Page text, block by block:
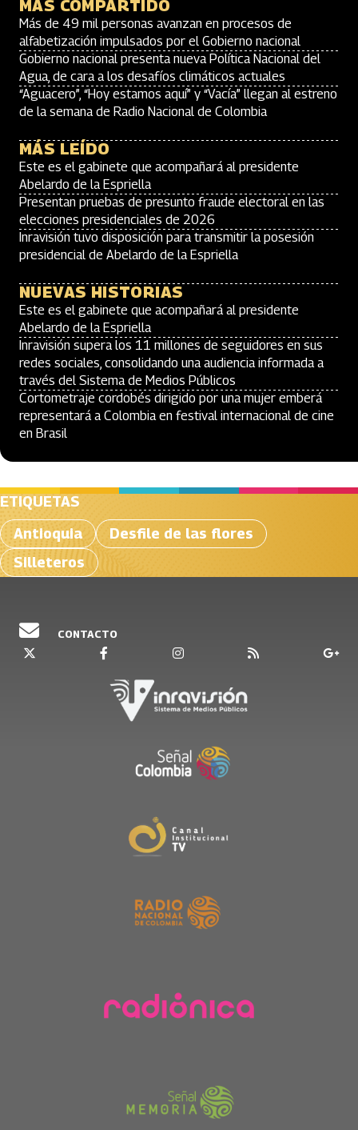
MÁS COMPARTIDO
Más de 49 mil personas avanzan en procesos de
alfabetización impulsados por el Gobierno nacional
Gobierno nacional presenta nueva Política Nacional del
Agua, de cara a los desafíos climáticos actuales
“Aguacero”, “Hoy estamos aquí” y “Vacía” llegan al estreno
de la semana de Radio Nacional de Colombia
MÁS LEÍDO
Este es el gabinete que acompañará al presidente
Abelardo de la Espriella
Presentan pruebas de presunto fraude electoral en las
elecciones presidenciales de 2026
Inravisión tuvo disposición para transmitir la posesión
presidencial de Abelardo de la Espriella
NUEVAS HISTORIAS
Este es el gabinete que acompañará al presidente
Abelardo de la Espriella
Inravisión supera los 11 millones de seguidores en sus
redes sociales, consolidando una audiencia informada a
través del Sistema de Medios Públicos
Cortometraje cordobés dirigido por una mujer emberá
representará a Colombia en festival internacional de cine
en Brasil
ETIQUETAS
Antioquia
Desfile de las flores
Silleteros
CONTACTO